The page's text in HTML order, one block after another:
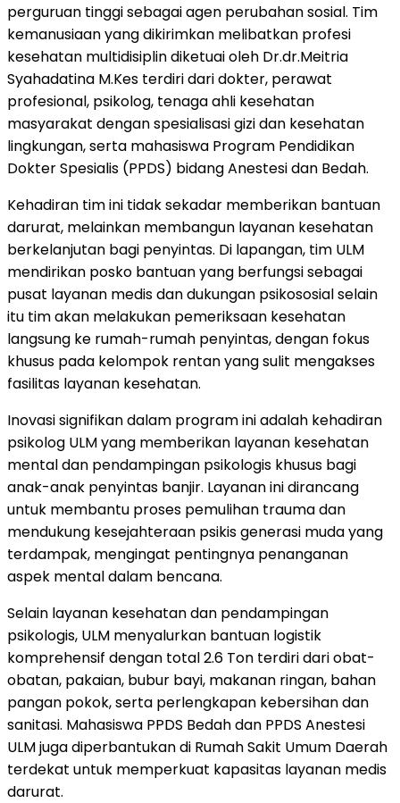
perguruan tinggi sebagai agen perubahan sosial. Tim
kemanusiaan yang dikirimkan melibatkan profesi
kesehatan multidisiplin diketuai oleh Dr.dr.Meitria
Syahadatina M.Kes terdiri dari dokter, perawat
profesional, psikolog, tenaga ahli kesehatan
masyarakat dengan spesialisasi gizi dan kesehatan
lingkungan, serta mahasiswa Program Pendidikan
Dokter Spesialis (PPDS) bidang Anestesi dan Bedah.
Kehadiran tim ini tidak sekadar memberikan bantuan
darurat, melainkan membangun layanan kesehatan
berkelanjutan bagi penyintas. Di lapangan, tim ULM
mendirikan posko bantuan yang berfungsi sebagai
pusat layanan medis dan dukungan psikososial selain
itu tim akan melakukan pemeriksaan kesehatan
langsung ke rumah-rumah penyintas, dengan fokus
khusus pada kelompok rentan yang sulit mengakses
fasilitas layanan kesehatan.
Inovasi signifikan dalam program ini adalah kehadiran
psikolog ULM yang memberikan layanan kesehatan
mental dan pendampingan psikologis khusus bagi
anak-anak penyintas banjir. Layanan ini dirancang
untuk membantu proses pemulihan trauma dan
mendukung kesejahteraan psikis generasi muda yang
terdampak, mengingat pentingnya penanganan
aspek mental dalam bencana.
Selain layanan kesehatan dan pendampingan
psikologis, ULM menyalurkan bantuan logistik
komprehensif dengan total 2.6 Ton terdiri dari obat-
obatan, pakaian, bubur bayi, makanan ringan, bahan
pangan pokok, serta perlengkapan kebersihan dan
sanitasi. Mahasiswa PPDS Bedah dan PPDS Anestesi
ULM juga diperbantukan di Rumah Sakit Umum Daerah
terdekat untuk memperkuat kapasitas layanan medis
darurat.